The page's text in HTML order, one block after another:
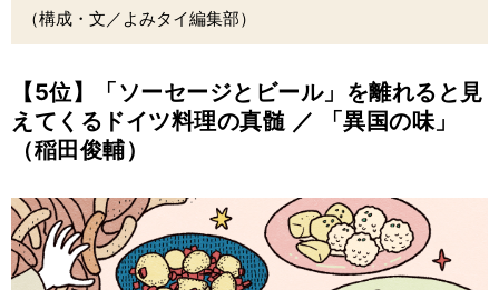
（構成・文／よみタイ編集部）
【5位】「ソーセージとビール」を離れると見
えてくるドイツ料理の真髄 ／ 「異国の味」
（稲田俊輔）